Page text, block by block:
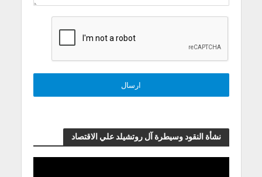
نشأة النقود وسيطرة آل روتشيلد علي الاقتصاد